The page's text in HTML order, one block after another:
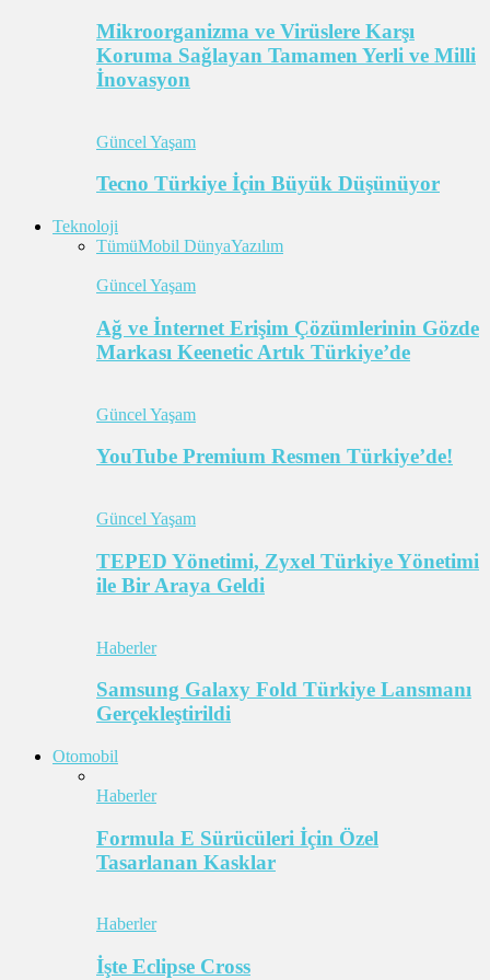
Mikroorganizma ve Virüslere Karşı
Koruma Sağlayan Tamamen Yerli ve Milli
İnovasyon
Güncel Yaşam
Tecno Türkiye İçin Büyük Düşünüyor
Teknoloji
TümüMobil DünyaYazılım
Güncel Yaşam
Ağ ve İnternet Erişim Çözümlerinin Gözde
Markası Keenetic Artık Türkiye’de
Güncel Yaşam
YouTube Premium Resmen Türkiye’de!
Güncel Yaşam
TEPED Yönetimi, Zyxel Türkiye Yönetimi
ile Bir Araya Geldi
Haberler
Samsung Galaxy Fold Türkiye Lansmanı
Gerçekleştirildi
Otomobil
Haberler
Formula E Sürücüleri İçin Özel
Tasarlanan Kasklar
Haberler
İşte Eclipse Cross